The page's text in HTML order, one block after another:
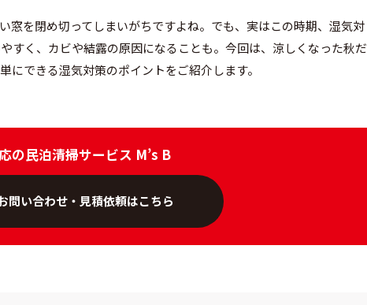
窓を閉め切ってしまいがちですよね。でも、実はこの時期、湿気対
すく、カビや結露の原因になることも。今回は、涼しくなった秋だ
できる湿気対策のポイントをご紹介します。
の民泊清掃サービス M’s B
問い合わせ・見積依頼はこちら